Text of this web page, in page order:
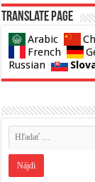
Translate page
Arabic
French
Russian